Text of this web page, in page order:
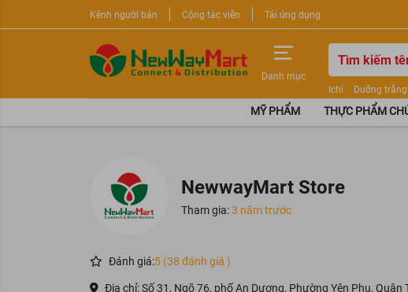
Kênh người bán Cộng tác viên Tải ứng dụng
Danh mục
Ichi Dưỡng trắng
Nước tẩy trang
Sữa rửa mặt
MỸ PHẨM THỰC PHẨM
NewwayMart Store
Tham gia:3 năm trước
Đánh giá:5 (38 đánh giá )
Địa chỉ: Số 31, Ngõ 76, phố An Dương, Phường Yên Phụ, Quận